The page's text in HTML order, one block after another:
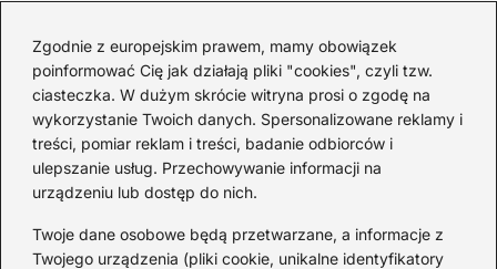
Zgodnie z europejskim prawem, mamy obowiązek
poinformować Cię jak działają pliki "cookies", czyli tzw.
ciasteczka. W dużym skrócie witryna prosi o zgodę na
wykorzystanie Twoich danych. Spersonalizowane reklamy i
treści, pomiar reklam i treści, badanie odbiorców i
ulepszanie usług. Przechowywanie informacji na
urządzeniu lub dostęp do nich.
Twoje dane osobowe będą przetwarzane, a informacje z
Twojego urządzenia (pliki cookie, unikalne identyfikatory